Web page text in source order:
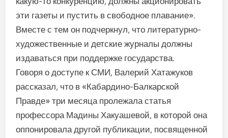
эти газеты и пустить в свободное плавание».
Вместе с тем он подчеркнул, что литературно-
худо­жественные и детские журналы должны
издаваться при поддерж­ке государства.
Говоря о доступе к СМИ, Валерий Хатажуков
рассказал, что в «Кабардино-Балкарской
Правде» три месяца пролежала ста­тья
профессора Мадины Хакуашевой, в которой она
оппониро­вала другой публикации, посвя­щенной